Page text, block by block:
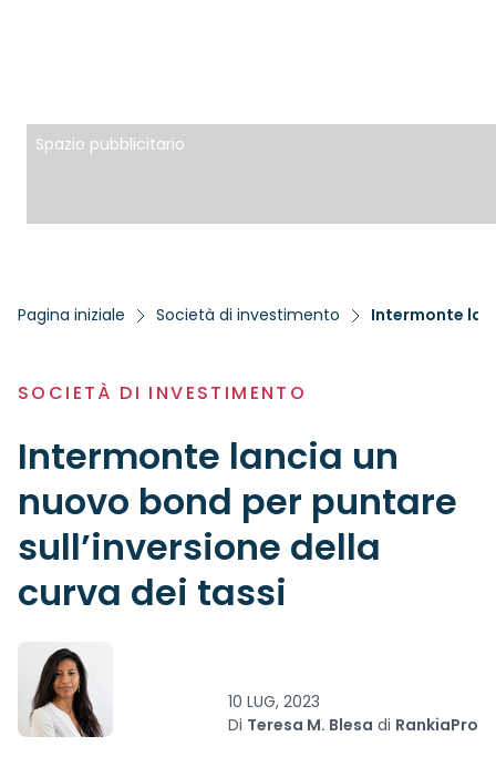
Spazio pubblicitario
Pagina iniziale Società di investimento Intermonte
SOCIETÀ DI INVESTIMENTO
Intermonte lancia un
nuovo bond per puntare
sull’inversione della
curva dei tassi
10 LUG, 2023
Di Teresa M. Blesa di RankiaPro